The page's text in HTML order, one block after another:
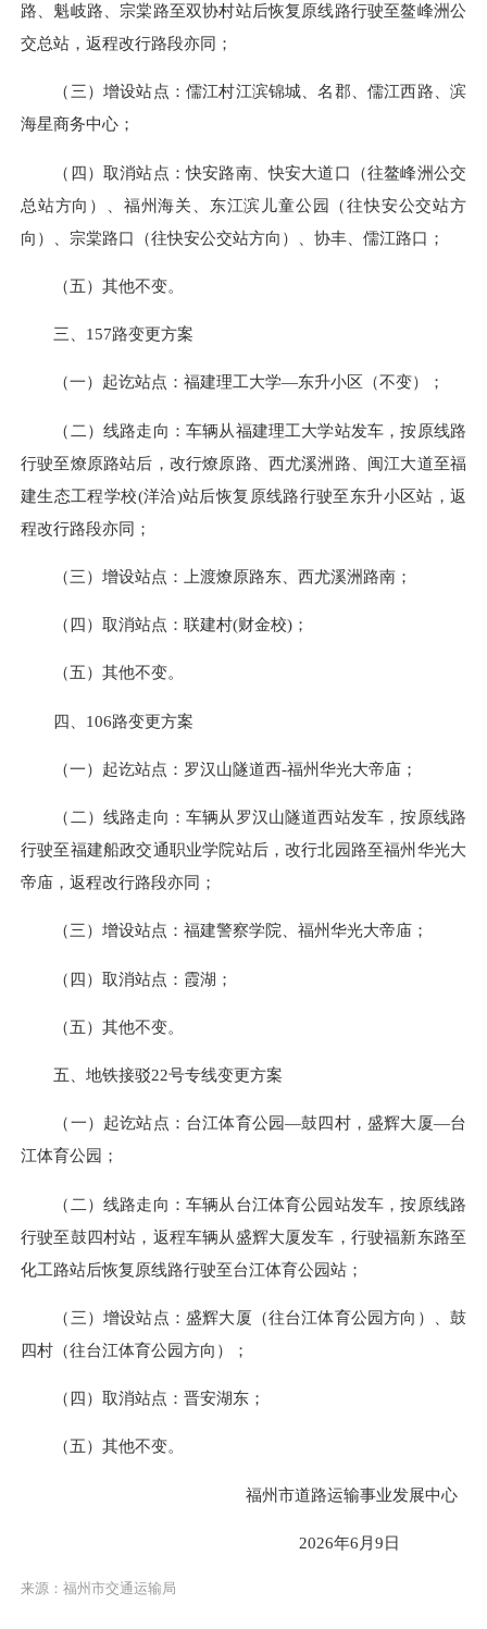
路、魁岐路、宗棠路至双协村站后恢复原线路行驶至鳌峰洲公
交总站，返程改行路段亦同；
（三）增设站点：儒江村江滨锦城、名郡、儒江西路、滨
海星商务中心；
（四）取消站点：快安路南、快安大道口（往鳌峰洲公交
总站方向）、福州海关、东江滨儿童公园（往快安公交站方
向）、宗棠路口（往快安公交站方向）、协丰、儒江路口；
（五）其他不变。
三、157路变更方案
（一）起讫站点：福建理工大学—东升小区（不变）；
（二）线路走向：车辆从福建理工大学站发车，按原线路
行驶至燎原路站后，改行燎原路、西尤溪洲路、闽江大道至福
建生态工程学校(洋洽)站后恢复原线路行驶至东升小区站，返
程改行路段亦同；
（三）增设站点：上渡燎原路东、西尤溪洲路南；
（四）取消站点：联建村(财金校)；
（五）其他不变。
四、106路变更方案
（一）起讫站点：罗汉山隧道西-福州华光大帝庙；
（二）线路走向：车辆从罗汉山隧道西站发车，按原线路
行驶至福建船政交通职业学院站后，改行北园路至福州华光大
帝庙，返程改行路段亦同；
（三）增设站点：福建警察学院、福州华光大帝庙；
（四）取消站点：霞湖；
（五）其他不变。
五、地铁接驳22号专线变更方案
（一）起讫站点：台江体育公园—鼓四村，盛辉大厦—台
江体育公园；
（二）线路走向：车辆从台江体育公园站发车，按原线路
行驶至鼓四村站，返程车辆从盛辉大厦发车，行驶福新东路至
化工路站后恢复原线路行驶至台江体育公园站；
（三）增设站点：盛辉大厦（往台江体育公园方向）、鼓
四村（往台江体育公园方向）；
（四）取消站点：晋安湖东；
（五）其他不变。
福州市道路运输事业发展中心
2026年6月9日
来源：福州市交通运输局